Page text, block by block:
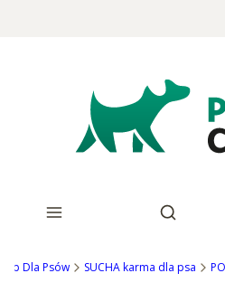
Otwórz
Dla Psów SUCHA karma dla psa